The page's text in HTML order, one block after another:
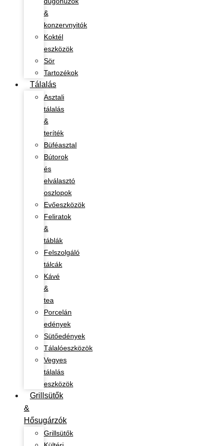
&
konzervnyitók
Koktél
eszközök
Sör
Tartozékok
Tálalás
Asztali
tálalás
&
teríték
Büféasztal
Bútorok
és
elválasztó
oszlopok
Evőeszközök
Feliratok
&
táblák
Felszolgáló
tálcák
Kávé
&
tea
Porcelán
edények
Sütőedények
Tálalóeszközök
Vegyes
tálalás
eszközök
Grillsütők
&
Hősugárzók
Grillsütők